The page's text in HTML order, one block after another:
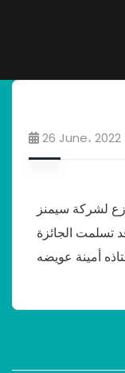
26 June، 2022
لشركة سيمنز
تسلمت الجائزة
أمينة عويضه